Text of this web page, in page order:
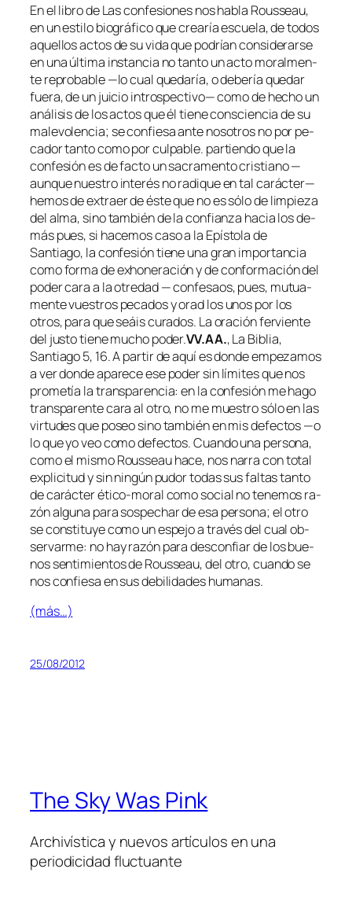
En el li­bro deLas con­fe­sio­nesnos ha­bla Rousseau,
en un es­ti­lo bio­grá­fi­co que crea­ría es­cue­la, de to­dos
aque­llos ac­tos de su vi­da que po­drían con­si­de­rar­se
en una úl­ti­ma ins­tan­cia no tan­to un ac­to mo­ral­men­
te re­pro­ba­ble —lo cual que­da­ría, o de­be­ría que­dar
fue­ra, de un jui­cio in­tros­pec­ti­vo— co­mo de he­cho un
aná­li­sis de los ac­tos que él tie­ne cons­cien­cia de su
ma­le­vo­len­cia; se con­fie­sa an­te no­so­tros no por pe­
ca­dor tan­to co­mo por cul­pa­ble. par­tien­do que la
con­fe­sión es de fac­to un sa­cra­men­to cris­tiano —
aun­que nues­tro in­te­rés no ra­di­que en tal ca­rác­ter—
he­mos de ex­traer de és­te que no es só­lo de lim­pie­za
del al­ma, sino tam­bién de la con­fian­za ha­cia los de­
más pues, si ha­ce­mos ca­so a la Epístola de
Santiago, la con­fe­sión tie­ne una gran im­por­tan­cia
co­mo for­ma de ex­ho­ne­ra­ción y de con­for­ma­ción del
po­der ca­ra a la otre­dad —con­fe­saos, pues, mu­tua­
men­te vues­tros pe­ca­dos y orad los unos por los
otros, pa­ra que seáis cu­ra­dos. La ora­ción fer­vien­te
del jus­to tie­ne mu­cho po­der.VV.AA.,La Biblia,
Santiago 5, 16. A par­tir de aquí es don­de em­pe­za­mos
a ver don­de apa­re­ce ese po­der sin lí­mi­tes que nos
pro­me­tía la trans­pa­ren­cia: en la con­fe­sión me ha­go
trans­pa­ren­te ca­ra al otro, no me mues­tro só­lo en las
vir­tu­des que po­seo sino tam­bién en mis de­fec­tos —o
lo que yo veo co­mo de­fec­tos. Cuando una per­so­na,
co­mo el mis­mo Rousseau ha­ce, nos na­rra con to­tal
ex­pli­ci­tud y sin nin­gún pu­dor to­das sus fal­tas tan­to
de ca­rác­ter ético-moral co­mo so­cial no te­ne­mos ra­
zón al­gu­na pa­ra sos­pe­char de esa per­so­na; el otro
se cons­ti­tu­ye co­mo un es­pe­jo a tra­vés del cual ob­
ser­var­me: no hay ra­zón pa­ra des­con­fiar de los bue­
nos sen­ti­mien­tos de Rousseau, del otro, cuan­do se
nos con­fie­sa en sus de­bi­li­da­des humanas.
(más…)
25/08/2012
The Sky Was Pink
Archivística y nuevos artículos en una
periodicidad fluctuante